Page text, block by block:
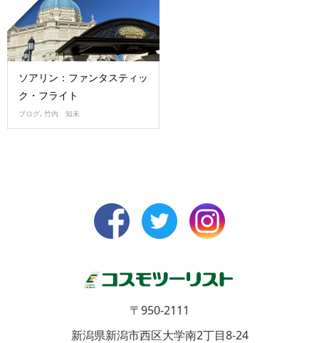
ソアリン：ファンタスティッ
ク・フライト
ブログ, 竹内 知未
〒950-2111
新潟県新潟市西区大学南2丁目8-24